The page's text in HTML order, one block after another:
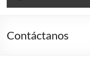
Contáctanos